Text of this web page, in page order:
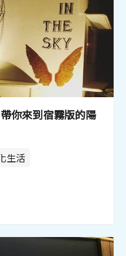
你來到宿霧版的陽
生活